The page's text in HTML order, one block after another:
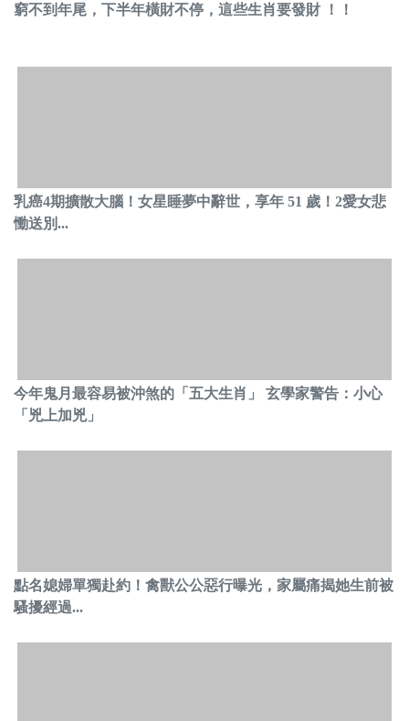
窮不到年尾，下半年橫財不停，這些生肖要發財 ！！
乳癌4期擴散大腦！女星睡夢中辭世，享年 51 歲！2愛女悲
慟送別...
今年鬼月最容易被沖煞的「五大生肖」 玄學家警告：小心
「兇上加兇」
點名媳婦單獨赴約！禽獸公公惡行曝光，家屬痛揭她生前被
騷擾經過...